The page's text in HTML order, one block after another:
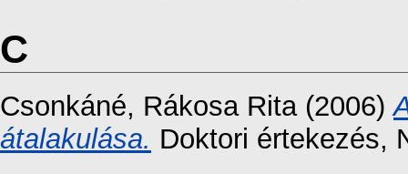
C
Csonkáné, Rákosa Rita(2006)
átalakulása. Doktori értekezés,